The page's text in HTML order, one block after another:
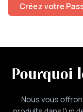
Créez votre
Pourquoi
Nous vous